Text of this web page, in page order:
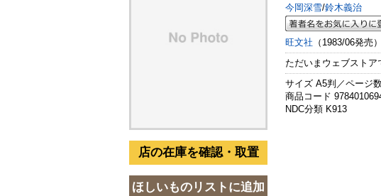
今岡深雪/鈴木義治
旺文社 （1983/06発売）
ただいまウェブストア
サイズ A5判／ページ
商品コード
NDC分類 K913